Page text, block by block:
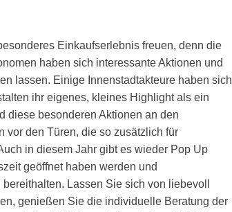
Einkaufserlebnis freuen, denn die
haben sich interessante Aktionen und
lassen. Einige Innenstadtakteure haben sich
ihr eigenes, kleines Highlight als ein
diese besonderen Aktionen an den
vor den Türen, die so zusätzlich für
in diesem Jahr gibt es wieder Pop Up
geöffnet haben werden und
Lassen Sie sich von liebevoll
genießen Sie die individuelle Beratung der